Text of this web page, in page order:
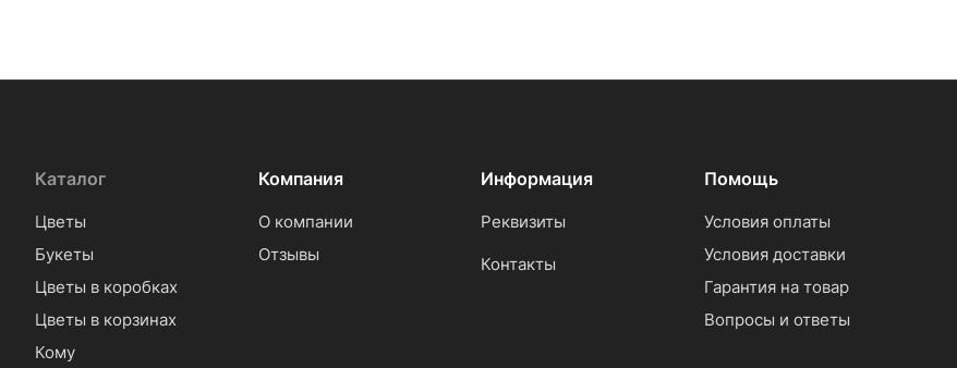
Каталог
Цветы
Букеты
Цветы в коробках
Цветы в корзинах
Кому
Компания
О компании
Отзывы
Информация
Реквизиты
Контакты
Помощь
Условия оплаты
Условия доставки
Гарантия на товар
Вопросы и ответы